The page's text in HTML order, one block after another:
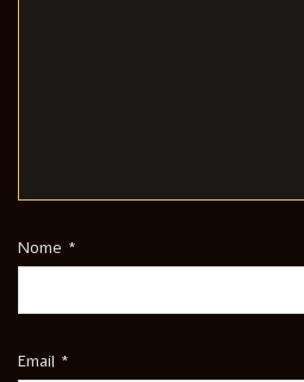
Nome *
Email *